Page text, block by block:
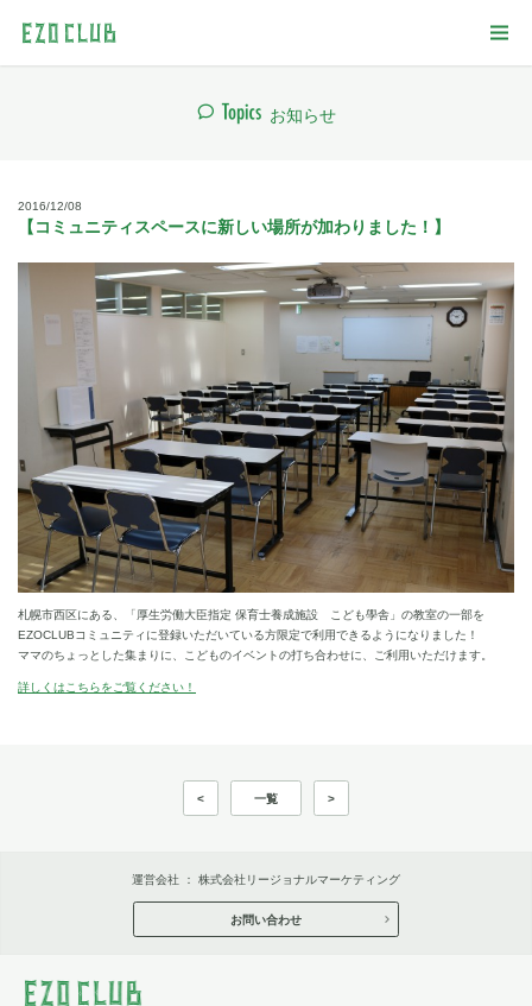
お知らせ
2016/12/08
【コミュニティスペースに新しい場所が加わりました！】
札幌市西区にある、「厚生労働大臣指定 保育士養成施設 こども學舎」の教室の一部を
EZOCLUBコミュニティに登録いただいている方限定で利用できるようになりました！
ママのちょっとした集まりに、こどものイベントの打ち合わせに、ご利用いただけます。
詳しくはこちらをご覧ください！
< 一覧 >
運営会社 ： 株式会社リージョナルマーケティング
お問い合わせ